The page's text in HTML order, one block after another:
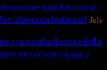
ขุมพลังประมวล
ระดับซุปเปอร์คลัสเตอร์ July
ความร่วมมือเชิงกลยุทธ์เพื่อ
MI450 Series สูงสุด 2